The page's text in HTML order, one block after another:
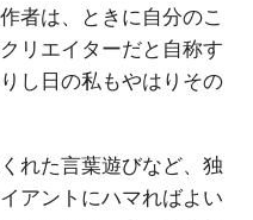
者は、ときに自分のこ
リエイターだと自称す
し日の私もやはりその
れた言葉遊びなど、独
アントにハマればよい